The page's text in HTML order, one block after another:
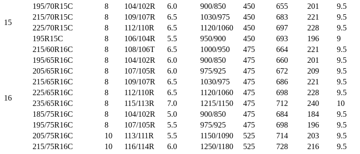
15
195/70R15C 8 104/102R 6.0 900/850 450 655 201
9.5
215/70R15C
8 109/107R 6.5 1030/975 450 683 221
9.5
225/70R15C
8 112/110R 6.5 1120/1060 450 697 228
9.5
195R15C
8 106/104R 5.5 950/900 450 693 196 9
16
215/60R16C 8 108/106T 6.5 1000/950 475 664 221
9.5
195/65R16C
8 104/102R 6.0 900/850 475 660 201
9.5
205/65R16C
8 107/105R 6.0 975/925 475 672 209
9.5
215/65R16C
8 109/107R 6.5 1030/975 475 686 221
9.5
225/65R16C
8 112/110R 6.5 1120/1060 475 698 228
9.5
235/65R16C
8 115/113R 7.0 1215/1150 475 712 240
10
185/75R16C
8 104/102R 5.0 900/850 475 684 184
9.5
195/75R16C
8 107/105R 5.5 975/925 475 698 196
9.5
205/75R16C
10 113/111R 5.5 1150/1090 525 714 203
9.5
215/75R16C
10 116/114R 6.0 1250/1180 525 728 216 9.5